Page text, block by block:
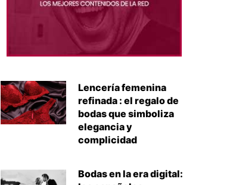
Lencería femenina
refinada : el regalo de
bodas que simboliza
elegancia y
complicidad
Bodas en la era digital: